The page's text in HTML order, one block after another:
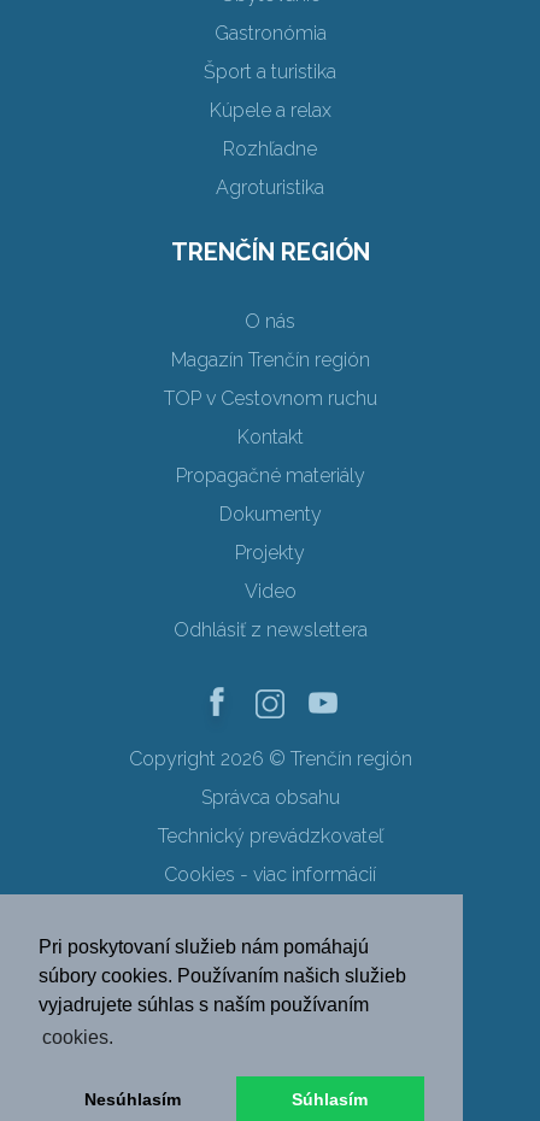
Pri poskytovaní služieb nám pomáhajú
súbory cookies. Používaním našich služieb
vyjadrujete súhlas s naším používaním
cookies.
Nesúhlasím Súhlasím
Gastronómia
Šport a turistika
Kúpele a relax
Rozhľadne
Agroturistika
TRENČÍN REGIÓN
O nás
Magazín Trenčín región
TOP v Cestovnom ruchu
Kontakt
Propagačné materiály
Dokumenty
Projekty
Video
Odhlásiť z newslettera
Copyright 2026 © Trenčín región
Správca obsahu
Technický prevádzkovateľ
Cookies - viac informácií
Ochrana osobných údajov
SK EN DE
PL